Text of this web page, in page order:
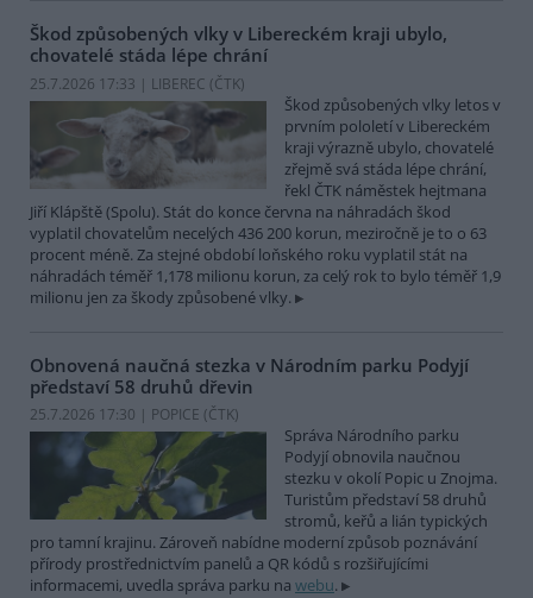
Škod způsobených vlky v Libereckém kraji ubylo,
chovatelé stáda lépe chrání
25.7.2026 17:33 | LIBEREC (ČTK)
Škod způsobených vlky letos v
prvním pololetí v Libereckém
kraji výrazně ubylo, chovatelé
zřejmě svá stáda lépe chrání,
řekl ČTK náměstek hejtmana
Jiří Klápště (Spolu). Stát do konce června na náhradách škod
vyplatil chovatelům necelých 436 200 korun, meziročně je to o 63
procent méně. Za stejné období loňského roku vyplatil stát na
náhradách téměř 1,178 milionu korun, za celý rok to bylo téměř 1,9
milionu jen za škody způsobené vlky.
Obnovená naučná stezka v Národním parku Podyjí
představí 58 druhů dřevin
25.7.2026 17:30 | POPICE (ČTK)
Správa Národního parku
Podyjí obnovila naučnou
stezku v okolí Popic u Znojma.
Turistům představí 58 druhů
stromů, keřů a lián typických
pro tamní krajinu. Zároveň nabídne moderní způsob poznávání
přírody prostřednictvím panelů a QR kódů s rozšiřujícími
informacemi, uvedla správa parku na webu.